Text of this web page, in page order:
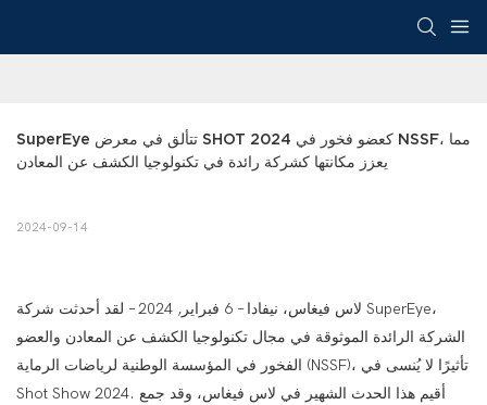
SuperEye تتألق في معرض SHOT 2024 كعضو فخور في NSSF، مما
يعزز مكانتها كشركة رائدة في تكنولوجيا الكشف عن المعادن
2024-09-14
لاس فيغاس، نيفادا – 6 فبراير, 2024 – لقد أحدثت شركة SuperEye،
الشركة الرائدة الموثوقة في مجال تكنولوجيا الكشف عن المعادن والعضو
الفخور في المؤسسة الوطنية لرياضات الرماية (NSSF)، تأثيرًا لا يُنسى في
Shot Show 2024. أقيم هذا الحدث الشهير في لاس فيغاس، وقد جمع